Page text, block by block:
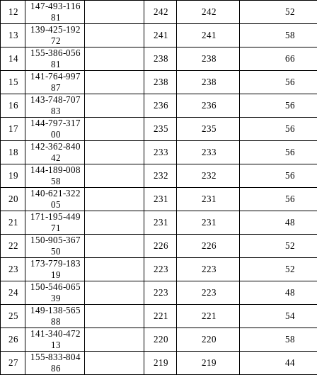
12
147-493-116
81
242 242 52
13
139-425-192
72
241 241 58
14
155-386-056
81
238 238 66
15
141-764-997
87
238 238 56
16
143-748-707
83
236 236 56
17
144-797-317
00
235 235 56
18
142-362-840
42
233 233 56
19
144-189-008
58
232 232 56
20
140-621-322
05
231 231 56
21
171-195-449
71
231 231 48
22
150-905-367
50
226 226 52
23
173-779-183
19
223 223 52
24
150-546-065
39
223 223 48
25
149-138-565
88
221 221 54
26
141-340-472
13
220 220 58
27
155-833-804
86
219 219 44